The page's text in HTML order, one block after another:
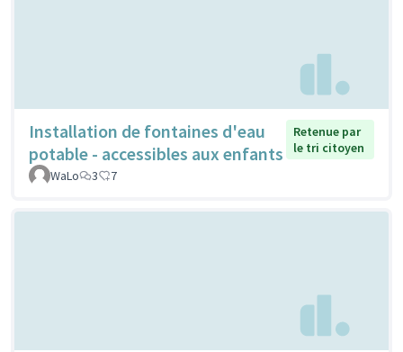
Installation de fontaines d'eau
potable - accessibles aux enfants
Retenue par
le tri citoyen
WaLo
3 7